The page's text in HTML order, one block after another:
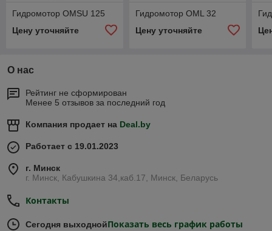
Гидромотор OMSU 125
Цену уточняйте
Гидромотор OML 32
Цену уточняйте
О нас
Рейтинг не сформирован
Менее 5 отзывов за последний год
Компания продает на Deal.by
Работает с 19.01.2023
г. Минск
г. Минск, Кабушкина 34,каб.17, Минск, Беларусь
Контакты
Сегодня выходнойПоказать весь график работы